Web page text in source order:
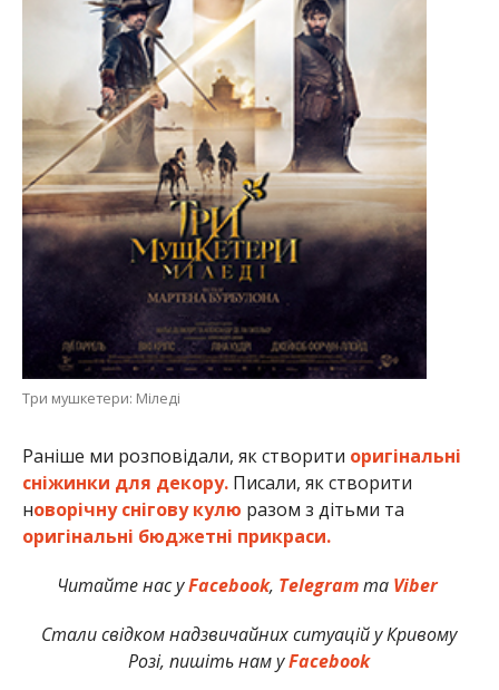
Три мушкетери: Міледі
Раніше ми розповідали, як створити оригінальні
сніжинки для декору.Писали, як створити
новорічну снігову кулю разом з дітьми та
оригінальні бюджетні прикраси.
Читайте нас уFacebook, Telegramта Viber
Стали свідком надзвичайних ситуацій у Кривому
Розі, пишіть нам уFacebook